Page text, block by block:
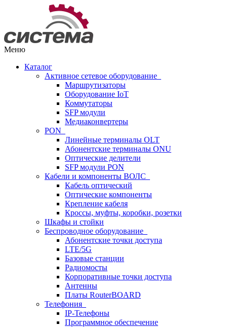
Меню
Каталог
Активное сетевое оборудование
Маршрутизаторы
Оборудование IoT
Коммутаторы
SFP модули
Медиаконвертеры
PON
Линейные терминалы OLT
Абонентские терминалы ONU
Оптические делители
SFP модули PON
Кабели и компоненты ВОЛС
Кабель оптический
Оптические компоненты
Крепление кабеля
Кроссы, муфты, коробки, розетки
Шкафы и стойки
Беспроводное оборудование
Абонентские точки доступа
LTE/5G
Базовые станции
Радиомосты
Корпоративные точки доступа
Антенны
Платы RouterBOARD
Телефония
IP-Телефоны
Программное обеспечение